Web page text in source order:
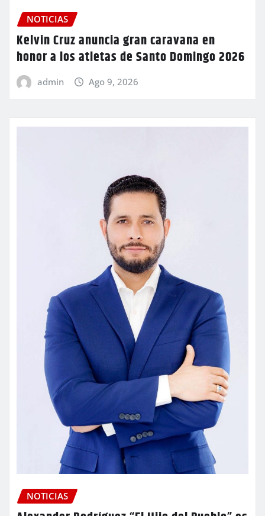
NOTICIAS
Kelvin Cruz anuncia gran caravana en
honor a los atletas de Santo Domingo 2026
admin Ago 9, 2026
NOTICIAS